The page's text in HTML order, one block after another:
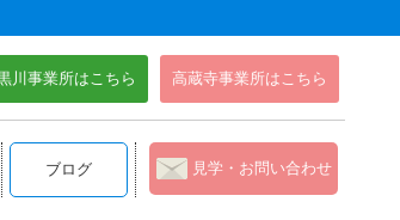
高蔵寺事業所はこちら
川事業所はこちら
ブログ 見学・お問い合わせ